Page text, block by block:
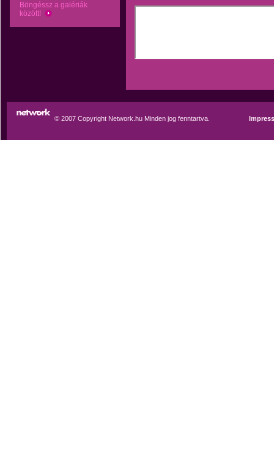
Böngéssz a galériák
között!
© 2007 Copyright Network.hu Minden jog fenntartva.